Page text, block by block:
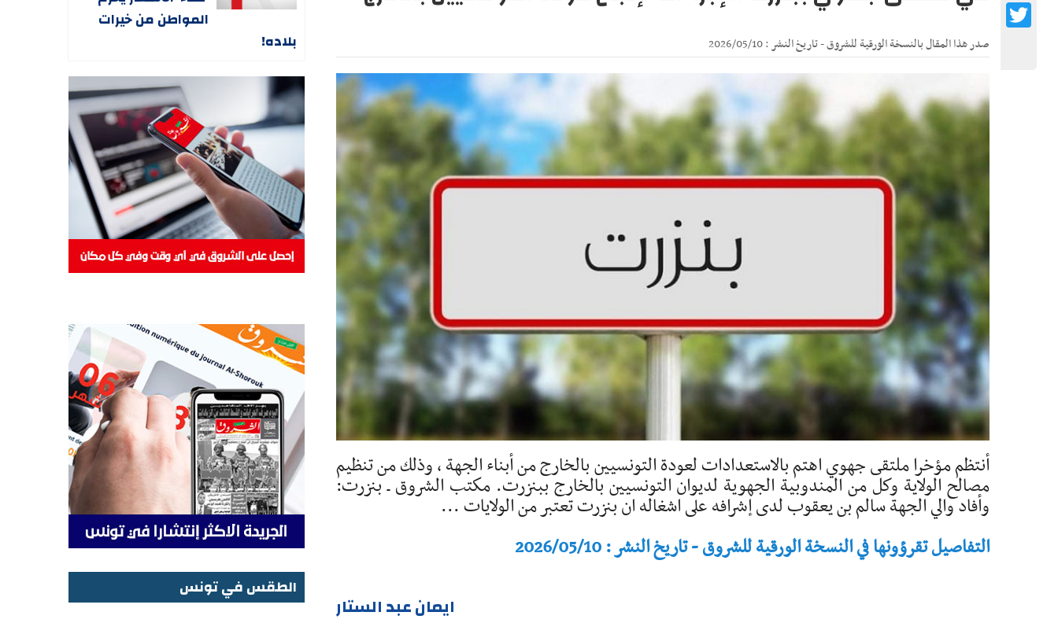
صدر هذا المقال بالنسخة الورقية للشروق - تاريخ النشر : 2026/05/10
أنتظم مؤخرا ملتقى جهوي اهتم بالاستعدادات لعودة التونسيين بالخارج من أبناء الجهة ، وذلك من تنظيم
مصالح الولاية وكل من المندوبية الجهوية لديوان التونسيين بالخارج ببنزرت. مكتب الشروق ـ بنزرت:
وأفاد والي الجهة سالم بن يعقوب لدى إشرافه على اشغاله ان بنزرت تعتبر من الولايات ...
التفاصيل تقرؤونها في النسخة الورقية للشروق - تاريخ النشر : 2026/05/10
ايمان عبد الستار
Twitter
المواطن من خيرات
بلاده!
الطقس في تونس